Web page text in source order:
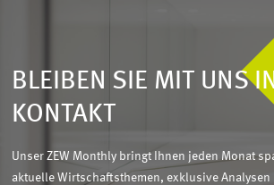
BLEIBEN SIE MIT UNS IN
KONTAKT
Unser ZEW Monthly bringt Ihnen jeden Monat
aktuelle Wirtschaftsthemen, exklusive